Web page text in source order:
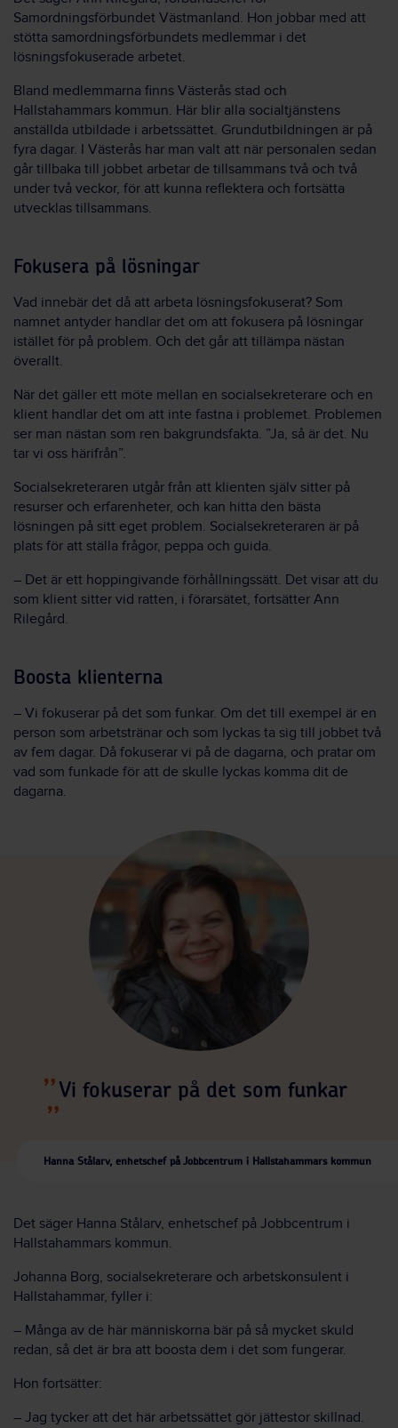
Samordningsförbundet Västmanland. Hon jobbar med att
stötta samordningsförbundets medlemmar i det
lösningsfokuserade arbetet.
Bland medlemmarna finns Västerås stad och
Hallstahammars kommun. Här blir alla socialtjänstens
anställda utbildade i arbetssättet. Grundutbildningen är på
fyra dagar. I Västerås har man valt att när personalen sedan
går tillbaka till jobbet arbetar de tillsammans två och två
under två veckor, för att kunna reflektera och fortsätta
utvecklas tillsammans.
Fokusera på lösningar
Vad innebär det då att arbeta lösningsfokuserat? Som
namnet antyder handlar det om att fokusera på lösningar
istället för på problem. Och det går att tillämpa nästan
överallt.
När det gäller ett möte mellan en socialsekreterare och en
klient handlar det om att inte fastna i problemet. Problemen
ser man nästan som ren bakgrundsfakta. ”Ja, så är det. Nu
tar vi oss härifrån”.
Socialsekreteraren utgår från att klienten själv sitter på
resurser och erfarenheter, och kan hitta den bästa
lösningen på sitt eget problem. Socialsekreteraren är på
plats för att ställa frågor, peppa och guida.
– Det är ett hoppingivande förhållningssätt. Det visar att du
som klient sitter vid ratten, i förarsätet, fortsätter Ann
Rilegård.
Boosta klienterna
– Vi fokuserar på det som funkar. Om det till exempel är en
person som arbetstränar och som lyckas ta sig till jobbet två
av fem dagar. Då fokuserar vi på de dagarna, och pratar om
vad som funkade för att de skulle lyckas komma dit de
dagarna.
Vi fokuserar på det som funkar
Hanna Stålarv, enhetschef på Jobbcentrum i Hallstahammars kommun
Det säger Hanna Stålarv, enhetschef på Jobbcentrum i
Hallstahammars kommun.
Johanna Borg, socialsekreterare och arbetskonsulent i
Hallstahammar, fyller i:
– Många av de här människorna bär på så mycket skuld
redan, så det är bra att boosta dem i det som fungerar.
Hon fortsätter:
– Jag tycker att det här arbetssättet gör jättestor skillnad.